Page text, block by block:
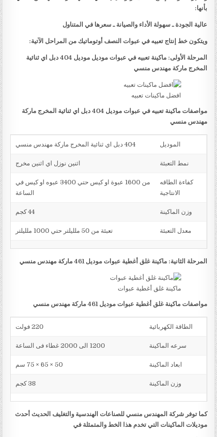
بأنها:
عالية الجودة ـ سهولة الأداء والصيانة ـ سعرها في المتناول
ويتكون خط إنتاج تعبيه في عبوات النصف أوتوماتيك من المراحل الآتية:
المرحلة الأولى: ماكينة تعبيه في عبوات موديل موديل 404 دبل اي ثنائية
المخرج ماركة مهندس منسي
افضل ماكينات تعبيه
مواصفات ماكينة تعبيه في عبوات موديل 404 دبل اي ثنائية المخرج ماركة
مهندس منسي
الموديل 404 دبل اي ثنائية المخرج ماركة مهندس منسي
نمط التعبئة اثنين نوزل اي اثنين مخرج
كفاءة الطاقه
الانتاجية
من 1600 عبوة او كيس حتي 3400 عبوه او كيس في
الساعة
وزن الماكينة 44 كجم
معدل التعبئة تعبئة من 50 ملليلتر حتي 1000 ملليلتر
المرحلة الثانية: ماكينة غلق أغطية عبوات موديل 461 ماركة مهندس منسي
ماكينة غلق أغطية عبوات
مواصفات ماكينة غلق أغطية عبوات موديل 461 ماركة مهندس منسي
الطاقة الكهربائية 220 فولت
سرعه الماكينة 1200 الى 2000 غطاء فى الساعة
ابعاد الماكينة 50 × 65 × 75 سم
وزن الماكينة 38 كجم
كما توفر شركة المهندس منسي للصناعات الهندسية والتغليف الحديث أحدث
موديلات الماكينات التي تخدم هذا الخط والمتمثلة في